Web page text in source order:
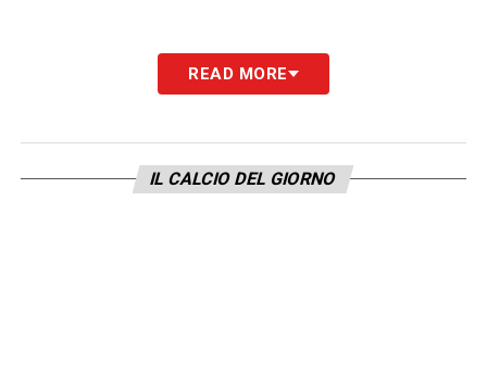
READ MORE
IL CALCIO DEL GIORNO